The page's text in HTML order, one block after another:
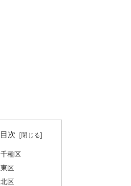
目次
千種区
東区
北区